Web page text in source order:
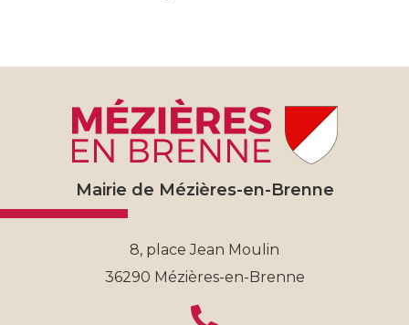
Mairie de Mézières-en-Brenne
8, place Jean Moulin
36290 Mézières-en-Brenne